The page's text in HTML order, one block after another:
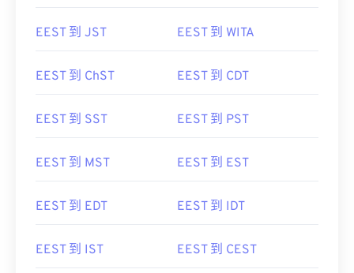
EEST 到 JST EEST 到 WITA
EEST 到 ChST EEST 到 CDT
EEST 到 SST EEST 到 PST
EEST 到 MST EEST 到 EST
EEST 到 EDT EEST 到 IDT
EEST 到 IST EEST 到 CEST